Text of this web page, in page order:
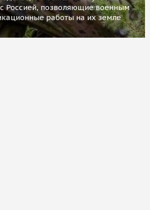
Россией, позволяющие военным
работы на их земле